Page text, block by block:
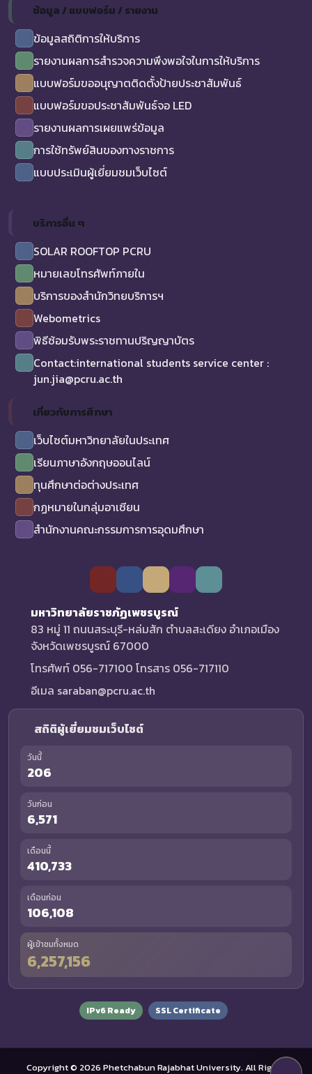
ข้อมูล / แบบฟอร์ม / รายงาน
ข้อมูลสถิติการให้บริการ
รายงานผลการสำรวจความพึงพอใจในการให้บริการ
แบบฟอร์มขออนุญาตติดตั้งป้ายประชาสัมพันธ์
แบบฟอร์มขอประชาสัมพันธ์จอ LED
รายงานผลการเผยแพร่ข้อมูล
การใช้ทรัพย์สินของทางราชการ
แบบประเมินผู้เยี่ยมชมเว็บไซต์
บริการอื่น ๆ
SOLAR ROOFTOP PCRU
หมายเลขโทรศัพท์ภายใน
บริการของสำนักวิทยบริการฯ
Webometrics
พิธีซ้อมรับพระราชทานปริญญาบัตร
Contact:international students service center :
jun.jia@pcru.ac.th
เกี่ยวกับการศึกษา
เว็บไซต์มหาวิทยาลัยในประเทศ
เรียนภาษาอังกฤษออนไลน์
ทุนศึกษาต่อต่างประเทศ
กฏหมายในกลุ่มอาเซียน
สำนักงานคณะกรรมการการอุดมศึกษา
มหาวิทยาลัยราชภัฏเพชรบูรณ์
83 หมู่ 11 ถนนสระบุรี-หล่มสัก ตำบลสะเดียง อำเภอเมือง
จังหวัดเพชรบูรณ์ 67000
โทรศัพท์ 056-717100 โทรสาร 056-717110
อีเมล saraban@pcru.ac.th
สถิติผู้เยี่ยมชมเว็บไซต์
วันนี้
206
วันก่อน
6,571
เดือนนี้
410,733
เดือนก่อน
106,108
ผู้เข้าชมทั้งหมด
6,257,156
IPv6 Ready SSL Certificate
Copyright © 2026 Phetchabun Rajabhat University. All Rights